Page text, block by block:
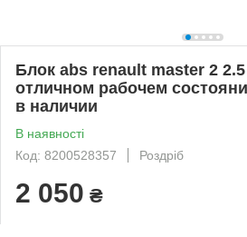
Блок abs renault master 2
отличном рабочем
в наличии
В наявності
Код: 8200528357
Роздріб
2 050 ₴